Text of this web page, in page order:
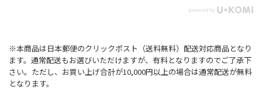
※本商品は日本郵便のクリックポスト（送料無料）配送対応商品となり
ます。通常配送もお選びいただけますが、有料となりますのでご了承下
さい。ただし、お買い上げ合計が10,000円以上の場合は通常配送が無料
となります。